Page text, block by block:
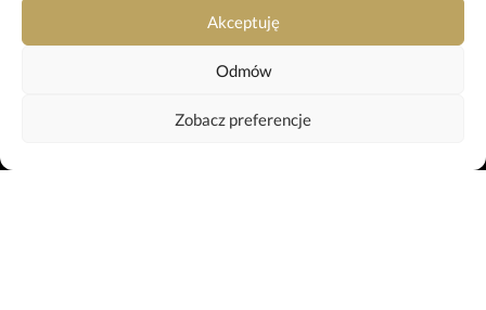
Akceptuję
Odmów
Zobacz preferencje
trzcianka@uslugipogrzebowe.pila.pl
ul. Gliniana 11, 64-920 Piła